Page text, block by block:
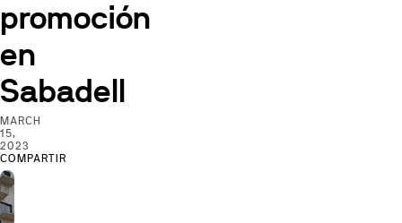
promoción
en
Sabadell
MARCH
15,
2023
COMPARTIR